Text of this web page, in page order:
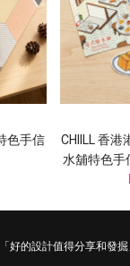
色手信
CHIILL 香
水舖特色手
好的設計值得分享和發掘